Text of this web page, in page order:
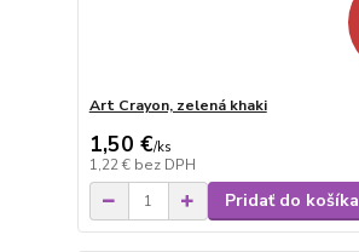
Art Crayon, zelená khaki
1,50 €/ks
1,22 € bez DPH
Pridať do košíka